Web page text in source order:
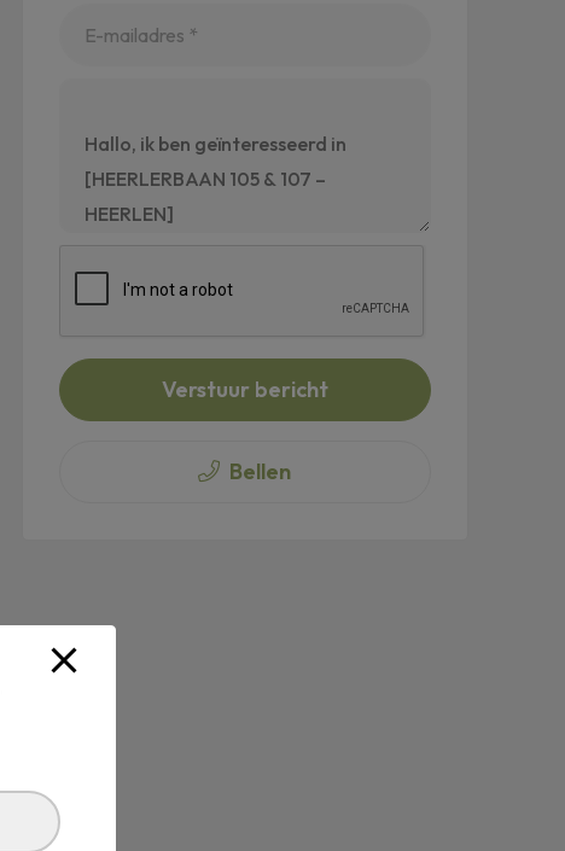
Verstuur bericht
Bellen